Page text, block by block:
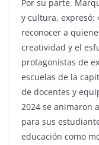
Por su parte,
y cultura, expresó:
reconocer a
creatividad y el
protagonistas de
escuelas de la
de docentes y
2024 se animaron
para sus
educación como